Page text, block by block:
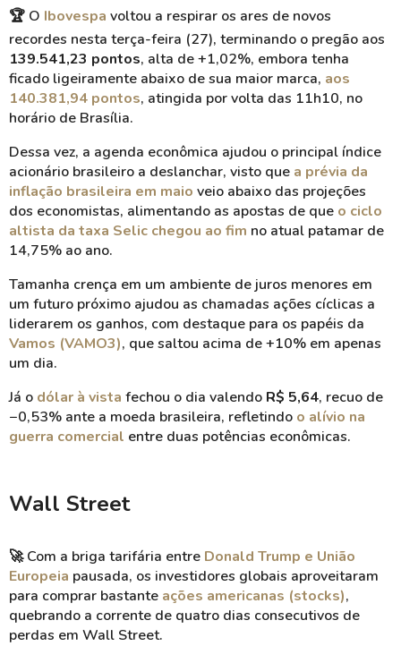
🏆 O Ibovespa voltou a respirar os ares de novos
recordes nesta terça-feira (27), terminando o pregão aos
139.541,23 pontos, alta de +1,02%, embora tenha
ficado ligeiramente abaixo de sua maior marca, aos
140.381,94 pontos, atingida por volta das 11h10, no
horário de Brasília.
Dessa vez, a agenda econômica ajudou o principal índice
acionário brasileiro a deslanchar, visto que a prévia da
inflação brasileira em maio veio abaixo das projeções
dos economistas, alimentando as apostas de que o ciclo
altista da taxa Selic chegou ao fim no atual patamar de
14,75% ao ano.
Tamanha crença em um ambiente de juros menores em
um futuro próximo ajudou as chamadas ações cíclicas a
liderarem os ganhos, com destaque para os papéis da
Vamos (VAMO3), que saltou acima de +10% em apenas
um dia.
Já o dólar à vista fechou o dia valendo R$ 5,64, recuo de
−0,53% ante a moeda brasileira, refletindo o alívio na
guerra comercial entre duas potências econômicas.
Wall Street
🚀Com a briga tarifária entre Donald Trump e União
Europeia pausada, os investidores globais aproveitaram
para comprar bastante ações americanas (stocks),
quebrando a corrente de quatro dias consecutivos de
perdas em Wall Street.